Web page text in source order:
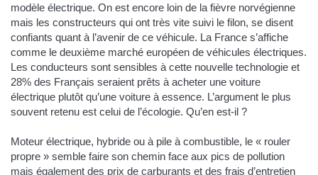
modèle électrique. On est encore loin de la fièvre norvégienne
mais les constructeurs qui ont très vite suivi le filon, se disent
confiants quant à l’avenir de ce véhicule. La France s’affiche
comme le deuxième marché européen de véhicules électriques.
Les conducteurs sont sensibles à cette nouvelle technologie et
28% des Français seraient prêts à acheter une voiture
électrique plutôt qu’une voiture à essence. L’argument le plus
souvent retenu est celui de l’écologie. Qu’en est-il ?
Moteur électrique, hybride ou à pile à combustible, le « rouler
propre » semble faire son chemin face aux pics de pollution
mais également des prix de carburants et des frais d’entretien